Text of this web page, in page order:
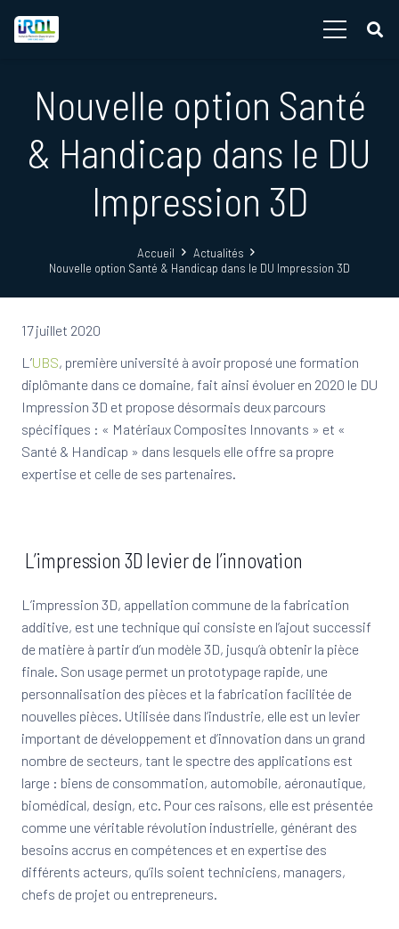
Nouvelle option Santé
& Handicap dans le DU
Impression 3D
Accueil
Actualités
Nouvelle option Santé & Handicap dans le DU Impression 3D
17 juillet 2020
L’UBS, première université à avoir proposé une formation
diplômante dans ce domaine, fait ainsi évoluer en 2020 le DU
Impression 3D et propose désormais deux parcours
spécifiques : « Matériaux Composites Innovants » et «
Santé & Handicap » dans lesquels elle offre sa propre
expertise et celle de ses partenaires.
L’impression 3D levier de l’innovation
L’impression 3D, appellation commune de la fabrication
additive, est une technique qui consiste en l’ajout successif
de matière à partir d’un modèle 3D, jusqu’à obtenir la pièce
finale. Son usage permet un prototypage rapide, une
personnalisation des pièces et la fabrication facilitée de
nouvelles pièces. Utilisée dans l’industrie, elle est un levier
important de développement et d’innovation dans un grand
nombre de secteurs, tant le spectre des applications est
large : biens de consommation, automobile, aéronautique,
biomédical, design, etc. Pour ces raisons, elle est présentée
comme une véritable révolution industrielle, générant des
besoins accrus en compétences et en expertise des
différents acteurs, qu’ils soient techniciens, managers,
chefs de projet ou entrepreneurs.